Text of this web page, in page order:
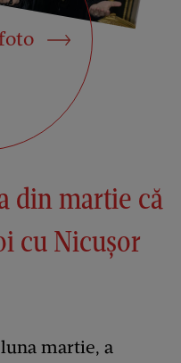
din martie că
cu Nicușor
martie, a